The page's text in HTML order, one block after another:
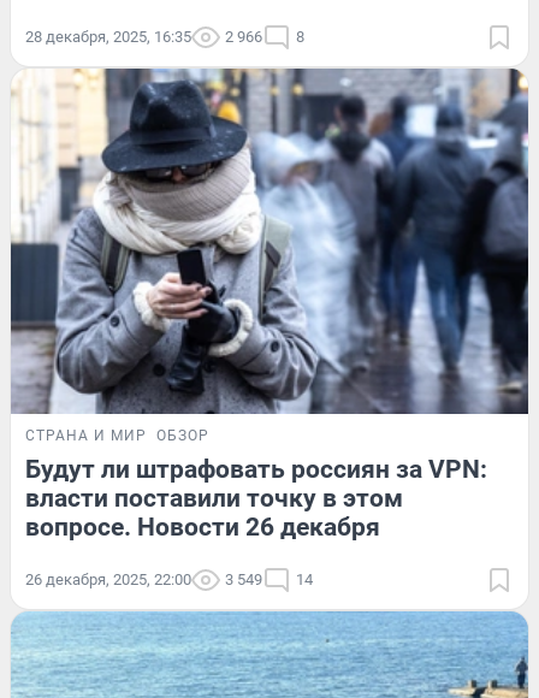
28 декабря, 2025, 16:35 2 966 8
СТРАНА И МИР ОБЗОР
Будут ли штрафовать россиян за VPN:
власти поставили точку в этом
вопросе. Новости 26 декабря
26 декабря, 2025, 22:00 3 549 14